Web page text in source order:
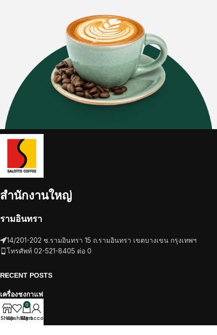
สำนักงานใหญ่
รามอินทรา
14/201-202 ซ.รามอินทรา 15 ถ.รามอินทรา เขตบางเขน กรุงเทพฯ
โทรศัพท์ 02-521-8405 ต่อ 0
RECENT POSTS
เครื่องชงกาแฟ
วัตถุดิบ
Shop
Wishlist
0
Cart
My account